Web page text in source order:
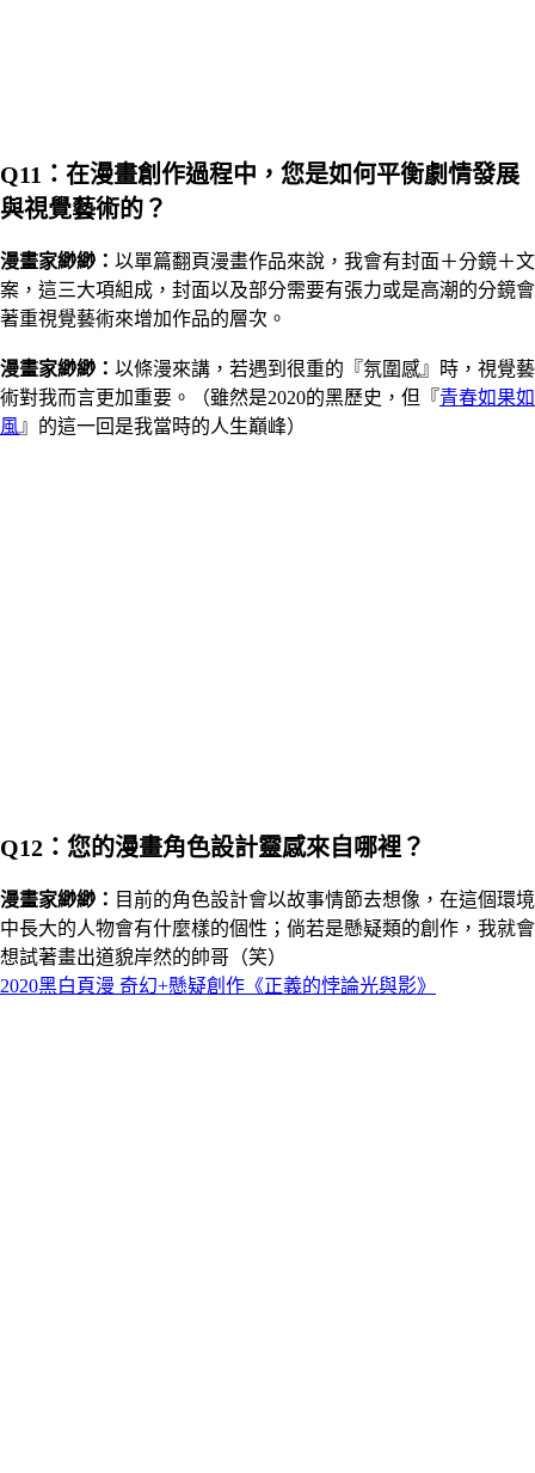
Q11：在漫畫創作過程中，您是如何平衡劇情發展
與視覺藝術的？
漫畫家緲緲 ： 以單篇翻頁漫畫作品來說，我會有封面＋分鏡＋文
案，這三大項組成，封面以及部分需要有張力或是高潮的分鏡會
著重視覺藝術來增加作品的層次。
漫畫家緲緲 ： 以條漫來講，若遇到很重的『氛圍感』時，視覺藝
術對我而言更加重要。（雖然是2020的黑歷史，但『青春如果如
風』的這一回是我當時的人生巔峰）
Q12：您的漫畫角色設計靈感來自哪裡？
漫畫家緲緲 ： 目前的角色設計會以故事情節去想像，在這個環境
中長大的人物會有什麼樣的個性；倘若是懸疑類的創作，我就會
想試著畫出道貌岸然的帥哥（笑）
2020黑白頁漫 奇幻+懸疑創作《正義的悖論光與影》